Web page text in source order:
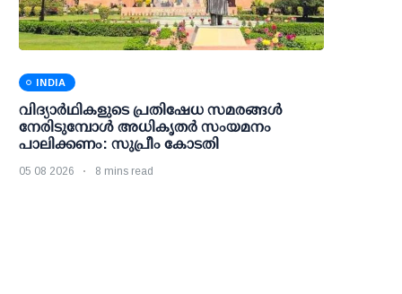
INDIA
വിദ്യാര്‍ഥികളുടെ പ്രതിഷേധ സമരങ്ങള്‍
നേരിടുമ്പോള്‍ അധികൃതര്‍ സംയമനം
പാലിക്കണം: സുപ്രീം കോടതി
05 08 2026 8 mins read